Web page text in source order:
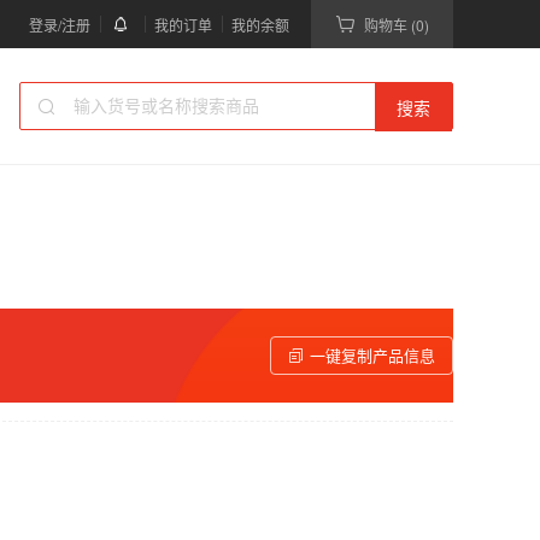
登录/注册 我的订单 我的余额 购物车 (0)
搜索
一键复制产品信息